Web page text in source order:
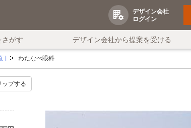
デザイン会社
ログイン
がす デザイン会社から提案を受ける
] わたなべ眼科
ップする